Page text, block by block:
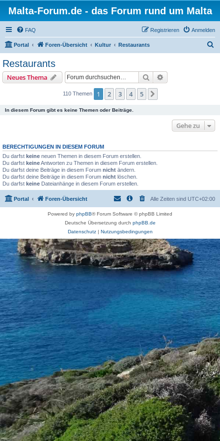
Malta-Forum.de - das Forum rund um Malta
FAQ Anmelden
Registrieren
Portal Foren-Übersicht Kultur Restaurants
Restaurants
Neues Thema Suche
110 Themen 1 2 3 4 5
In diesem Forum gibt es keine Themen oder Beiträge.
Gehe zu
BERECHTIGUNGEN IN DIESEM FORUM
Du darfst keine neuen Themen in diesem Forum erstellen.
Du darfst keineAntworten zu Themen in diesem Forum erstellen.
Du darfst deine Beiträge in diesem Forum nicht ändern.
Du darfst deine Beiträge in diesem Forum nicht löschen.
Du darfst keine Dateianhänge in diesem Forum erstellen.
Portal Foren-Übersicht Alle Zeiten sind UTC+02:00
Powered by phpBB® Forum Software © phpBB Limited
Deutsche Übersetzung durch phpBB.de
Datenschutz| Nutzungsbedingungen